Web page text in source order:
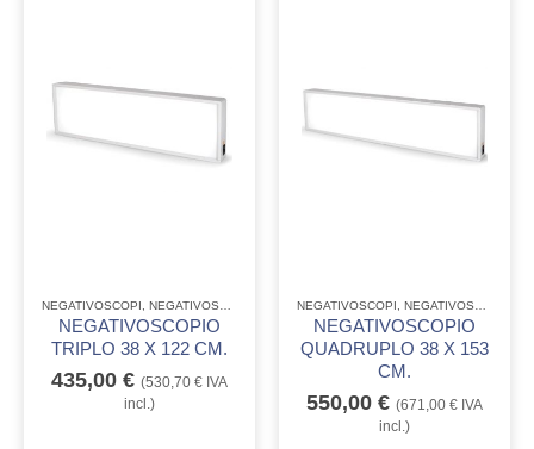
NEGATIVOSCOPI NEGATIVOSCOPI LINEA QUALITÒ GIMA
NEGATIVOSCOPIO
TRIPLO 38 X 122 CM.
435,00 € (530,70 € IVA
incl.)
NEGATIVOSCOPI NEGATIVOSCOPI LINEA QUALITÒ GIMA
NEGATIVOSCOPIO
QUADRUPLO 38 X 153
CM.
550,00 € (671,00 € IVA
incl.)